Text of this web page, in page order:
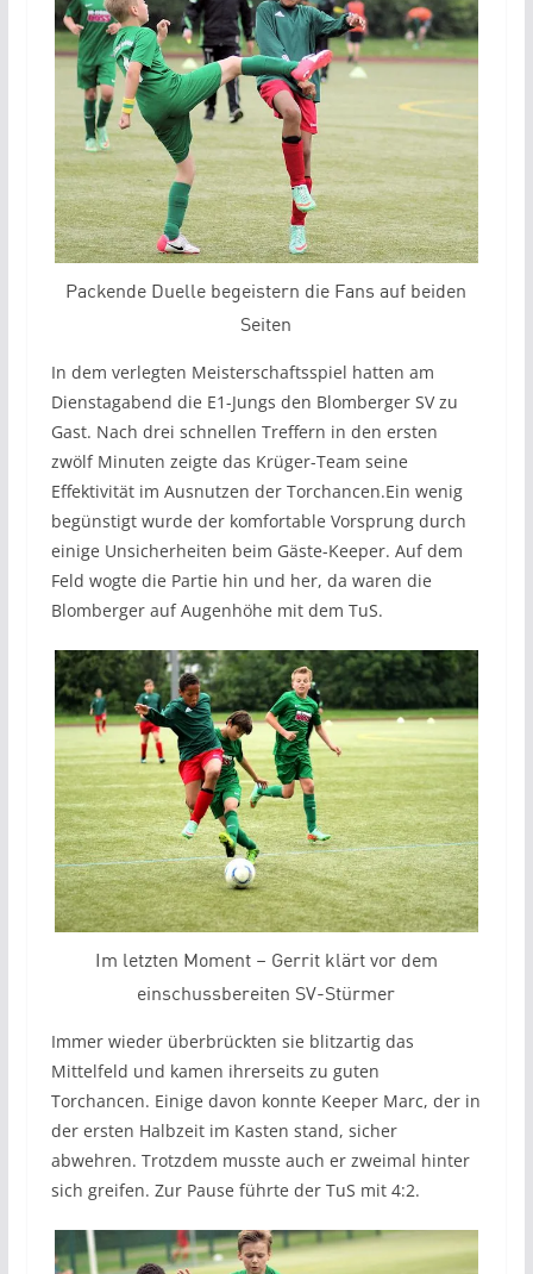
Packende Duelle begeistern die Fans auf beiden
Seiten
In dem verlegten Meisterschaftsspiel hatten am
Dienstagabend die E1-Jungs den Blomberger SV zu
Gast. Nach drei schnellen Treffern in den ersten
zwölf Minuten zeigte das Krüger-Team seine
Effektivität im Ausnutzen der Torchancen.Ein wenig
begünstigt wurde der komfortable Vorsprung durch
einige Unsicherheiten beim Gäste-Keeper. Auf dem
Feld wogte die Partie hin und her, da waren die
Blomberger auf Augenhöhe mit dem TuS.
Im letzten Moment – Gerrit klärt vor dem
einschussbereiten SV-Stürmer
Immer wieder überbrückten sie blitzartig das
Mittelfeld und kamen ihrerseits zu guten
Torchancen. Einige davon konnte Keeper Marc, der in
der ersten Halbzeit im Kasten stand, sicher
abwehren. Trotzdem musste auch er zweimal hinter
sich greifen. Zur Pause führte der TuS mit 4:2.